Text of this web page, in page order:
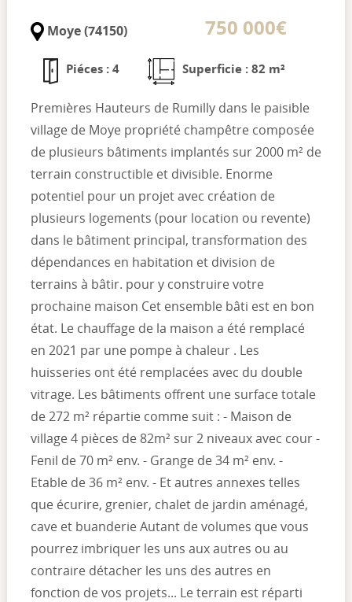
Moye (74150) 750 000€
Piéces : 4 Superficie : 82 m²
Premières Hauteurs de Rumilly dans le paisible
village de Moye propriété champêtre composée
de plusieurs bâtiments implantés sur 2000 m² de
terrain constructible et divisible. Enorme
potentiel pour un projet avec création de
plusieurs logements (pour location ou revente)
dans le bâtiment principal, transformation des
dépendances en habitation et division de
terrains à bâtir. pour y construire votre
prochaine maison Cet ensemble bâti est en bon
état. Le chauffage de la maison a été remplacé
en 2021 par une pompe à chaleur . Les
huisseries ont été remplacées avec du double
vitrage. Les bâtiments offrent une surface totale
de 272 m² répartie comme suit : - Maison de
village 4 pièces de 82m² sur 2 niveaux avec cour -
Fenil de 70 m² env. - Grange de 34 m² env. -
Etable de 36 m² env. - Et autres annexes telles
que écurire, grenier, chalet de jardin aménagé,
cave et buanderie Autant de volumes que vous
pourrez imbriquer les uns aux autres ou au
contraire détacher les uns des autres en
fonction de vos projets... Le terrain est réparti